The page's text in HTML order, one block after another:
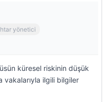
yönetici
küresel riskinin düşük
vakalarıyla ilgili bilgiler